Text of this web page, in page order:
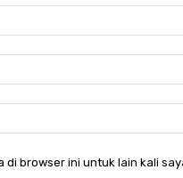
di browser ini untuk lain kali